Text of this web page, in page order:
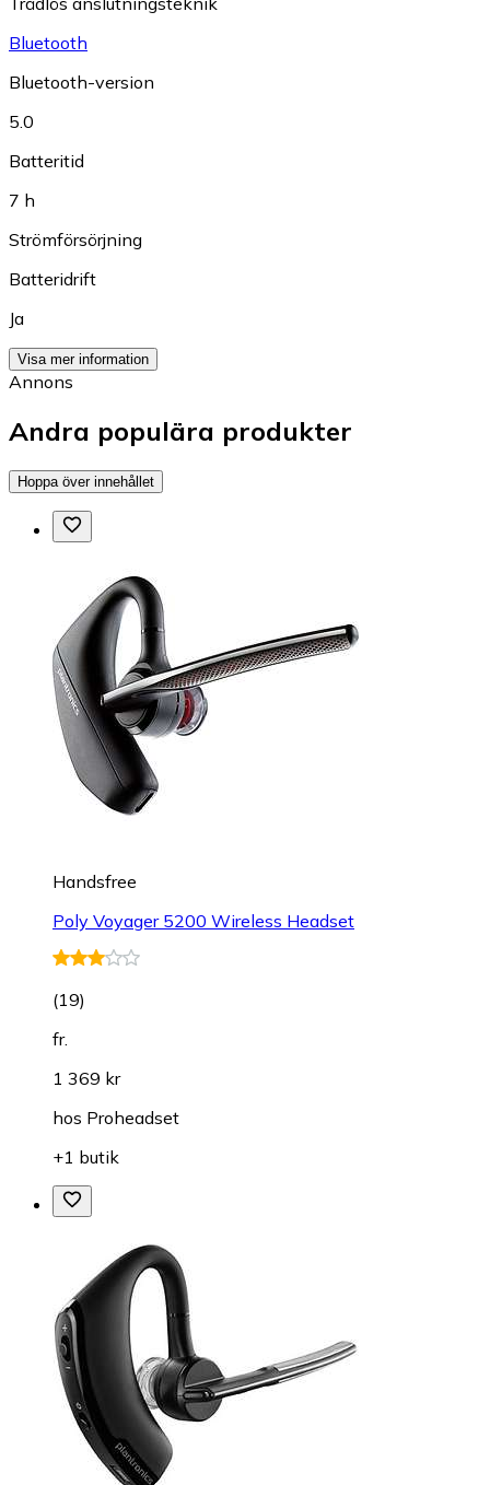
Bluetooth
Bluetooth-version
5.0
Batteritid
7 h
Strömförsörjning
Batteridrift
Ja
Visa mer information
Annons
Andra populära produkter
Hoppa över innehållet
Handsfree
Poly Voyager 5200 Wireless Headset
(19)
fr.
1 369 kr
hos Proheadset
+1 butik